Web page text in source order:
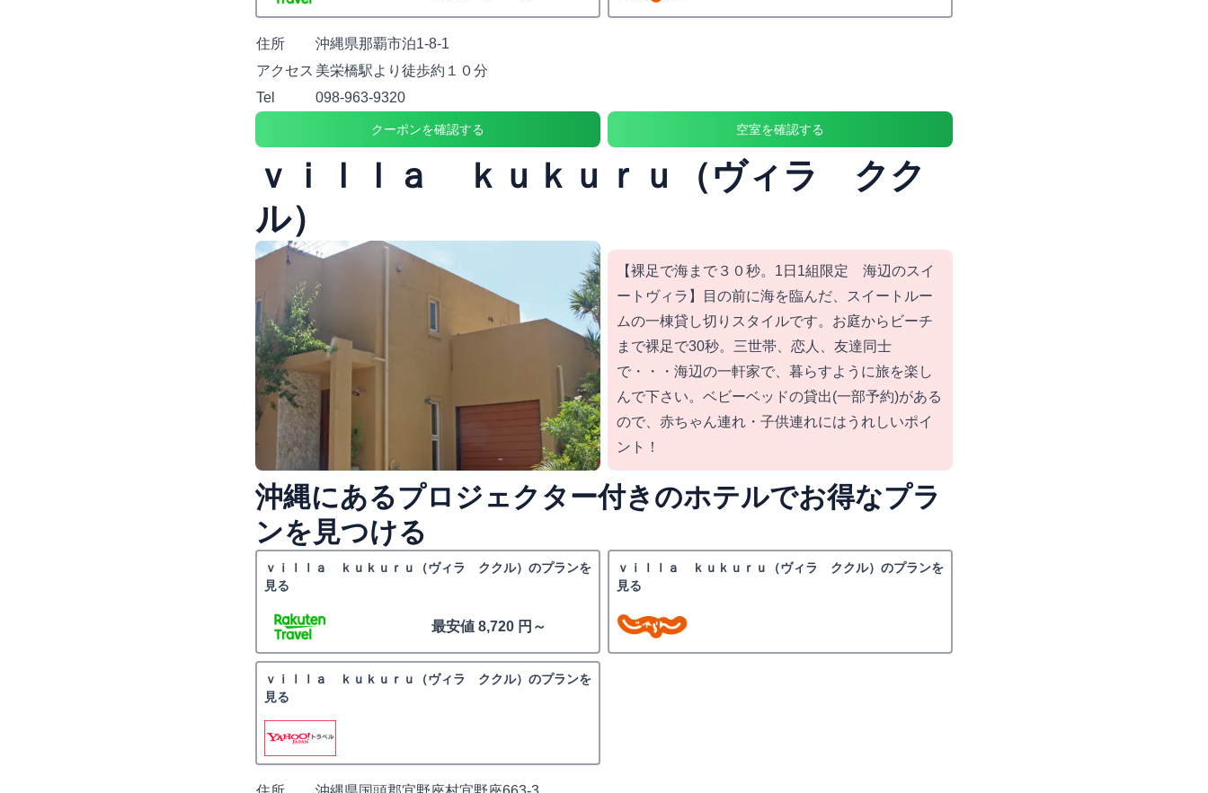
住所
沖縄県那覇市泊1-8-1
アクセス 美栄橋駅より徒歩約１０分
Tel
098-963-9320
クーポンを確認する 空室を確認する
ｖｉｌｌａ ｋｕｋｕｒｕ（ヴィラ クク
ル）
【裸足で海まで３０秒。1日1組限定 海辺のスイ
ートヴィラ】目の前に海を臨んだ、スイートルー
ムの一棟貸し切りスタイルです。お庭からビーチ
まで裸足で30秒。三世帯、恋人、友達同士
で・・・海辺の一軒家で、暮らすように旅を楽し
んで下さい。ベビーベッドの貸出(一部予約)がある
ので、赤ちゃん連れ・子供連れにはうれしいポイ
ント！
沖縄にあるプロジェクター付きのホテルでお得なプラ
ンを見つける
ｖｉｌｌａ ｋｕｋｕｒｕ（ヴィラ ククル）のプランを
見る
最安値 8,720 円～
ｖｉｌｌａ ｋｕｋｕｒｕ（ヴィラ ククル）のプランを
見る
ｖｉｌｌａ ｋｕｋｕｒｕ（ヴィラ ククル）のプランを
見る